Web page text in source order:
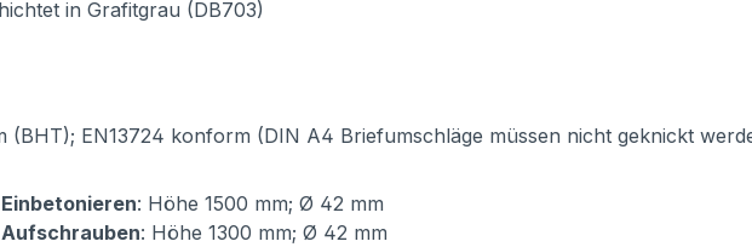
in Grafitgrau (DB703)
(BHT); EN13724 konform (DIN A4 Briefumschläge müssen nicht geknickt
Einbetonieren: Höhe 1500 mm; Ø 42 mm
Aufschrauben: Höhe 1300 mm; Ø 42 mm